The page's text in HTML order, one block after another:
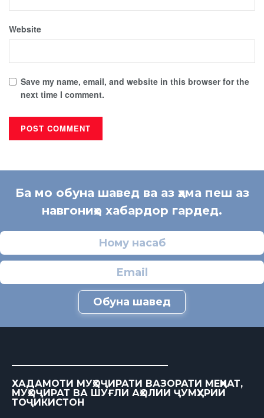
Website
Save my name, email, and website in this browser for the
next time I comment.
Ба мо обуна шавед ва аз ҳама пеш аз
навгониҳо хабардор гардед.
Обуна шавед
ХАДАМОТИ МУҲОҶИРАТИ ВАЗОРАТИ МЕҲНАТ,
МУҲОҶИРАТ ВА ШУҒЛИ АҲОЛИИ ҶУМҲУРИИ
ТОҶИКИСТОН